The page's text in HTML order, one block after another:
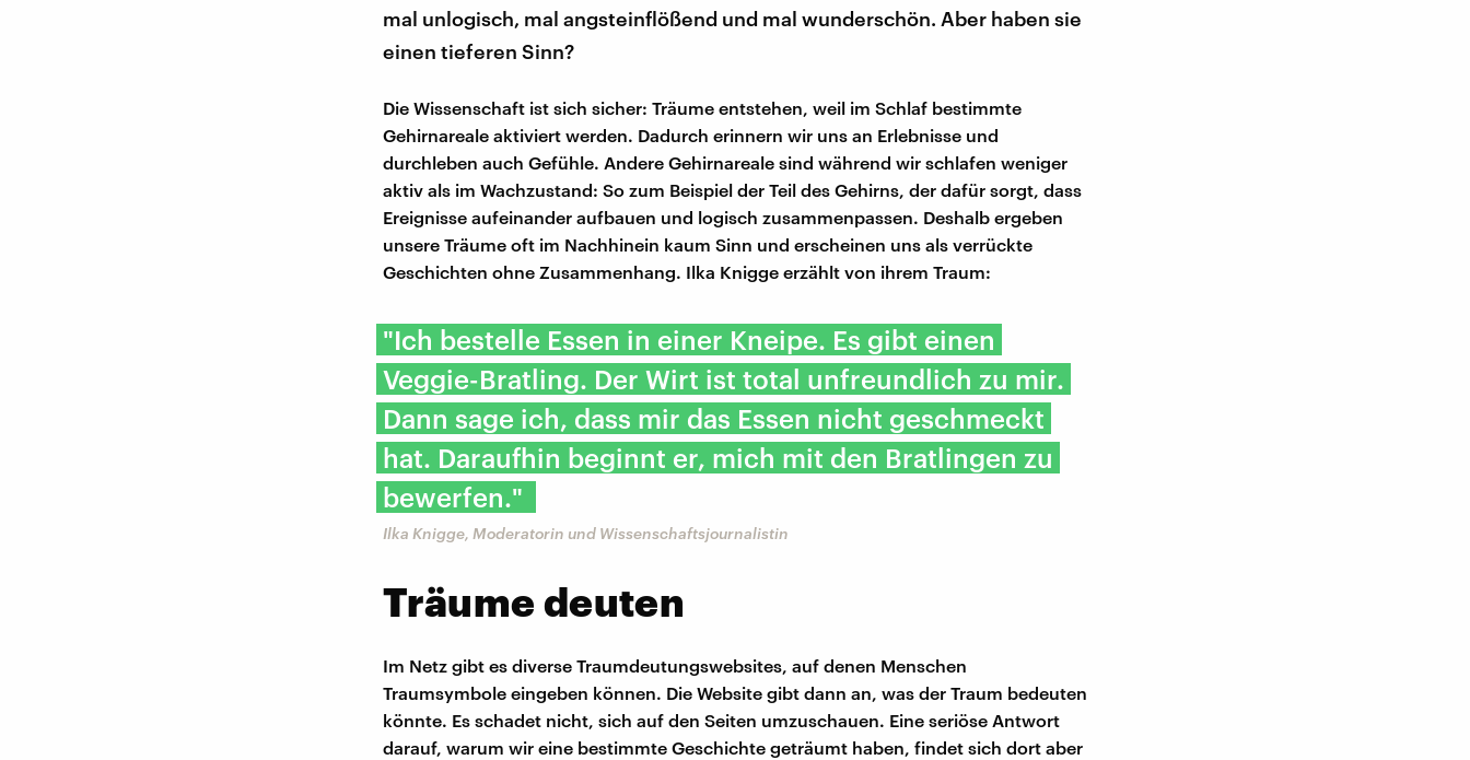
mal unlogisch, mal angsteinflößend und mal wunderschön. Aber haben sie
einen tieferen Sinn?
Die Wissenschaft ist sich sicher: Träume entstehen, weil im Schlaf bestimmte
Gehirnareale aktiviert werden. Dadurch erinnern wir uns an Erlebnisse und
durchleben auch Gefühle. Andere Gehirnareale sind während wir schlafen weniger
aktiv als im Wachzustand: So zum Beispiel der Teil des Gehirns, der dafür sorgt, dass
Ereignisse aufeinander aufbauen und logisch zusammenpassen. Deshalb ergeben
unsere Träume oft im Nachhinein kaum Sinn und erscheinen uns als verrückte
Geschichten ohne Zusammenhang. Ilka Knigge erzählt von ihrem Traum:
"Ich bestelle Essen in einer Kneipe. Es gibt einen
Veggie-Bratling. Der Wirt ist total unfreundlich zu mir.
Dann sage ich, dass mir das Essen nicht geschmeckt
hat. Daraufhin beginnt er, mich mit den Bratlingen zu
bewerfen."
Ilka Knigge, Moderatorin und Wissenschaftsjournalistin
Träume deuten
Im Netz gibt es diverse Traumdeutungswebsites, auf denen Menschen
Traumsymbole eingeben können. Die Website gibt dann an, was der Traum bedeuten
könnte. Es schadet nicht, sich auf den Seiten umzuschauen. Eine seriöse Antwort
darauf, warum wir eine bestimmte Geschichte geträumt haben, findet sich dort aber